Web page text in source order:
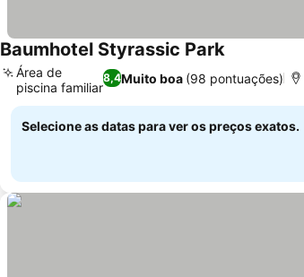
Baumhotel Styrassic ParkVer preços
8,4Muito boa (98 pontuações)
Área de
piscina familiar
Selecione as datas para ver os preços exatos.